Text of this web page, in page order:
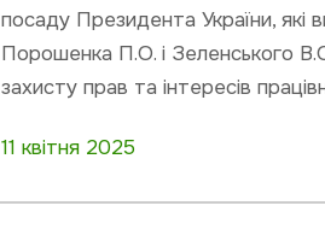
посаду Президента України, які
Порошенка П.О. і Зеленського
захисту прав та інтересів
11 квітня 2025